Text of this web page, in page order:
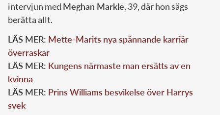
intervjun med Meghan Markle, 39, där hon sägs
berätta allt.
LÄS MER: Mette-Marits nya spännande karriär
överraskar
LÄS MER: Kungens närmaste man ersätts av en
kvinna
LÄS MER: Prins Williams besvikelse över Harrys
svek